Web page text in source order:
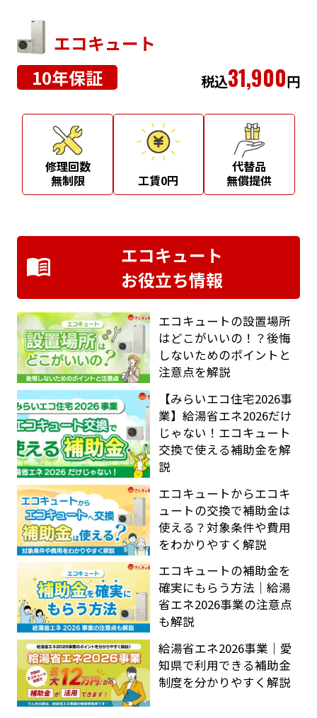
エコキュート
10年保証
税込31,900円
修理回数
無制限
工賃0円
代替品
無償提供
エコキュート
お役立ち情報
エコキュートの設置場所
はどこがいいの！？後悔
しないためのポイントと
注意点を解説
【みらいエコ住宅2026事
業】給湯省エネ2026だけ
じゃない！エコキュート
交換で使える補助金を解
説
エコキュートからエコキ
ュートの交換で補助金は
使える？対象条件や費用
をわかりやすく解説
エコキュートの補助金を
確実にもらう方法｜給湯
省エネ2026事業の注意点
も解説
給湯省エネ2026事業｜愛
知県で利用できる補助金
制度を分かりやすく解説